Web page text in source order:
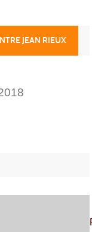
JEAN RIEUX